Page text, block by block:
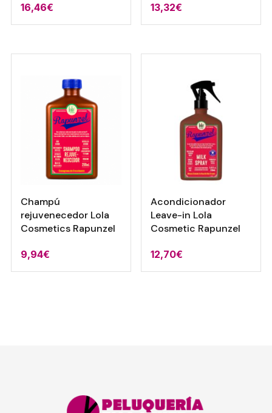
16,46€ 13,32€
Champú
rejuvenecedor Lola
Cosmetics Rapunzel
9,94€
Acondicionador
Leave-in Lola
Cosmetic Rapunzel
12,70€